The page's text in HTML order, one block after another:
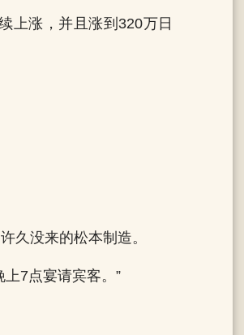
上涨，并且涨到320万日
久没来的松本制造。
7点宴请宾客。”